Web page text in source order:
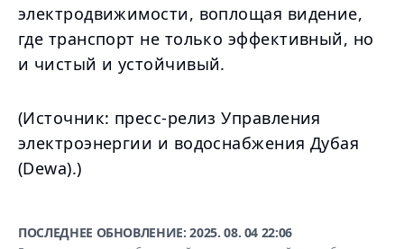
электродвижимости, воплощая видение,
где транспорт не только эффективный, но
и чистый и устойчивый.
(Источник: пресс-релиз Управления
электроэнергии и водоснабжения Дубая
(Dewa).)
ПОСЛЕДНЕЕ ОБНОВЛЕНИЕ:2025. 08. 04 22:06